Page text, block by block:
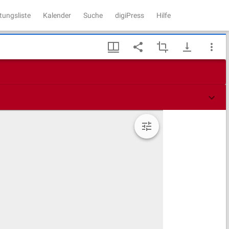
Kalender Suche digiPress Hilfe